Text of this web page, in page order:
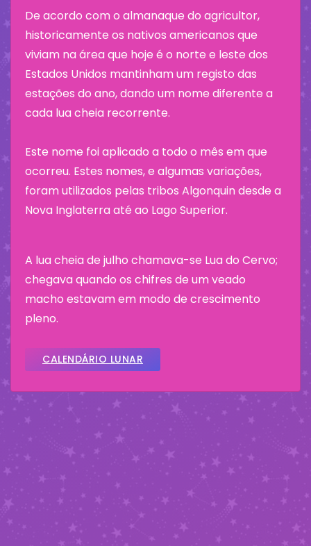
De acordo com o almanaque do agricultor,
historicamente os nativos americanos que
viviam na área que hoje é o norte e leste dos
Estados Unidos mantinham um registo das
estações do ano, dando um nome diferente a
cada lua cheia recorrente.
Este nome foi aplicado a todo o mês em que
ocorreu. Estes nomes, e algumas variações,
foram utilizados pelas tribos Algonquin desde a
Nova Inglaterra até ao Lago Superior.
A lua cheia de julho chamava-se Lua do Cervo;
chegava quando os chifres de um veado
macho estavam em modo de crescimento
pleno.
CALENDÁRIO LUNAR